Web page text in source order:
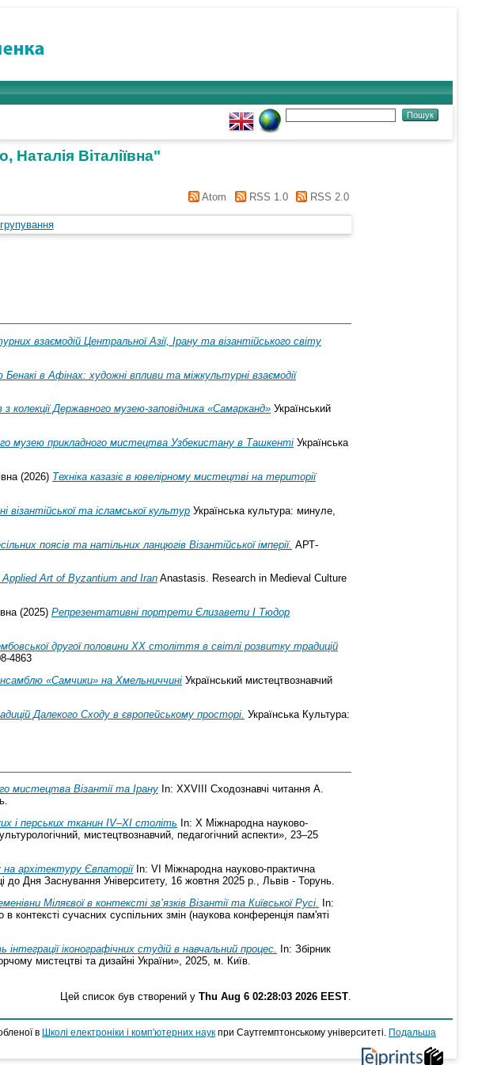
Наталія Віталіївна"
Atom RSS 1.0 RSS 2.0
взаємодій Центральної Азії, Ірану та візантійського світу
в Афінах: художні впливи та міжкультурні взаємодії
колекції Державного музею-заповідника «Самарканд» Український
музею прикладного мистецтва Узбекистану в Ташкенті Українська
(2026) Техніка казазіє в ювелірному мистецтві на території
та ісламської культур Українська культура: минуле,
поясів та натільних ланцюгів Візантійської імперії. АРТ-
Art of Byzantium and Iran Anastasis. Research in Medieval Culture
(2025) Репрезентативні портрети Єлизавети І Тюдор
другої половини ХХ століття в світлі розвитку традицій
4863
«Самчики» на Хмельниччині Український мистецтвознавчий
Далекого Сходу в європейському просторі. Українська Культура:
мистецтва Візантії та Ірану In: ХХVІІІ Сходознавчі читання А.
і перських тканин IV–XI століть In: X Міжнародна науково-
мистецтвознавчий, педагогічний аспекти», 23–25
архітектуру ЄвпаторіїIn: VІ Міжнародна науково-практична
до Дня Заснування Університету, 16 жовтня 2025 р., Львів - Торунь.
Міляєвої в контексті зв’язків Візантії та Київської Русі.
In:
контексті сучасних суспільних змін (наукова конференція пам'яті
іконографічних студій в навчальний процес. In: Збірник
мистецтві та дизайні України», 2025, м. Київ.
Цей список був створений у Thu Aug 6 02:28:03 2026 EEST
в Школі електроніки і комп'ютерних наук при Саутгемптонському університеті.
Подальша